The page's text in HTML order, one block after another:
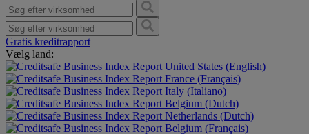
Gratis kreditrapport
Vælg land:
United States (English)
France (Français)
Italy (Italiano)
Belgium (Dutch)
Netherlands (Dutch)
Belgium (Français)